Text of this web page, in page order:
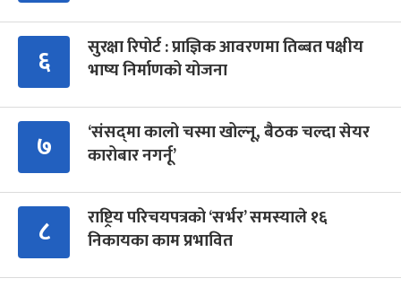
६
सुरक्षा रिपोर्ट : प्राज्ञिक आवरणमा तिब्बत पक्षीय
भाष्य निर्माणको योजना
७
‘संसद्‍मा कालो चस्मा खोल्नू, बैठक चल्दा सेयर
कारोबार नगर्नू’
८
राष्ट्रिय परिचयपत्रको ‘सर्भर’ समस्याले १६
निकायका काम प्रभावित